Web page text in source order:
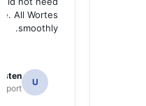
All Wortes
smoothly.
U